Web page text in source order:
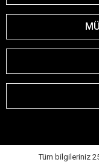
Tüm bilgileriniz